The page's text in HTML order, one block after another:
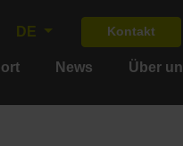
DE Kontakt
News Über